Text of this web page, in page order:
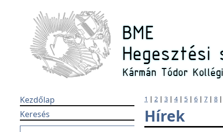
Kezdőlap
Keresés
1 | 2 | 3 | 4| 5 | 6 | 7 | 8
Hírek